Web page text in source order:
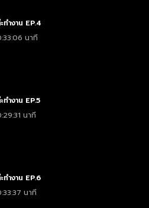
ทำงาน EP.4
นาที
ทำงาน EP.5
นาที
ทำงาน EP.6
นาที